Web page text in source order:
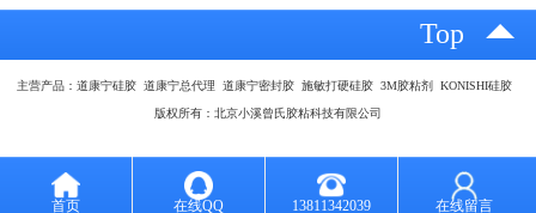
Top
主营产品：道康宁硅胶 道康宁总代理 道康宁密封胶 施敏打硬硅胶 3M胶粘剂 KONISHI硅胶
版权所有：北京小溪曾氏胶粘科技有限公司
首页 在线QQ 13811342039 在线留言